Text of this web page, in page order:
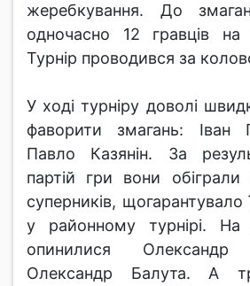
жеребкування. До
одночасно 12 гравців на
Турнір проводився за
У ході турніру доволі
фаворити змагань: Іван
Павло Казянін. За
партій гри вони обіграли
суперників,
у районному турнірі. На
опинилися
Олександр Балута. А